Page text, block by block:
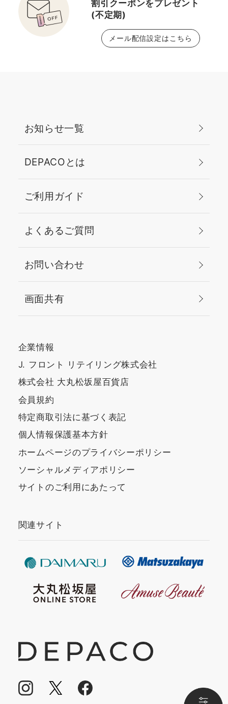
割引クーポンをプレゼント
(不定期)
メール配信設定はこちら
お知らせ一覧
DEPACOとは
ご利用ガイド
よくあるご質問
お問い合わせ
画面共有
企業情報
J. フロント リテイリング株式会社
株式会社 大丸松坂屋百貨店
会員規約
特定商取引法に基づく表記
個人情報保護基本方針
ホームページのプライバシーポリシー
ソーシャルメディアポリシー
サイトのご利用にあたって
関連サイト